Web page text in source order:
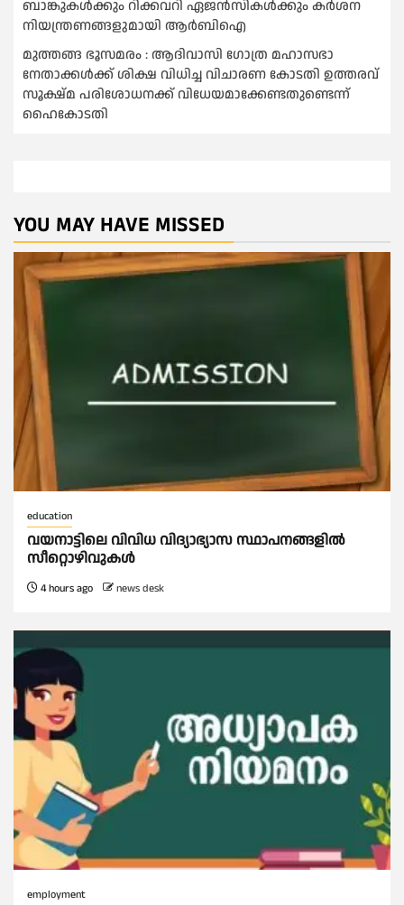
ബാങ്കുകള്‍ക്കും റിക്കവറി ഏജൻസികള്‍ക്കും കര്‍ശന
നിയന്ത്രണങ്ങളുമായി ആര്‍ബിഐ
മുത്തങ്ങ ഭൂസമരം : ആദിവാസി ഗോത്ര മഹാസഭാ
നേതാക്കള്‍ക്ക് ശിക്ഷ വിധിച്ച വിചാരണ കോടതി ഉത്തരവ്
സൂക്ഷ്മ പരിശോധനക്ക് വിധേയമാക്കേണ്ടതുണ്ടെന്ന്
ഹൈകോടതി
YOU MAY HAVE MISSED
education
വയനാട്ടിലെ വിവിധ വിദ്യാഭ്യാസ സ്ഥാപനങ്ങളിൽ
സീറ്റൊഴിവുകൾ
4 hours ago news desk
employment